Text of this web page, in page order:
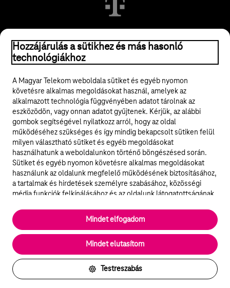
© 2026 Magyar Telekom Nyrt.
ÁSZF
Adatvédelem
Felhívások
Közösségi média
Cookie beállítások
English
Vissza az oldal tetejére
Hozzájárulás a sütikhez és más hasonló
technológiákhoz
A Magyar Telekom weboldala sütiket és egyéb nyomon
követésre alkalmas megoldásokat használ, amelyek az
alkalmazott technológia függvényében adatot tárolnak az
eszközödön, vagy onnan adatot gyűjtenek. Kérjük, az alábbi
gombok segítségével nyilatkozz arról, hogy az oldal
működéséhez szükséges és így mindig bekapcsolt sütiken felül
milyen választható sütiket és egyéb megoldásokat
használhatunk a weboldalunkon történő böngészésed során.
Sütiket és egyéb nyomon követésre alkalmas megoldásokat
használunk az oldalunk megfelelő működésének biztosításához,
a tartalmak és hirdetések személyre szabásához, közösségi
média funkciók felkínálásához és az oldalunk látogatottságának
elengedhetetlenek a weboldal működéséhez és nem lehet
kikapcsolni őket a weboldal látogatása során rendszerünkből. A
statisztikai, vagy marketing célú sütik segítségével bizonyos
esetekben az oldalhasználattal kapcsolatos információkat is
megosztjuk hirdetési és elemzési szolgáltatásokat nyújtó
partnereinkkel.
Részletes sütitájékoztató/Partnerek
Testreszabás
Mindet elutasítom
Mindet elfogadom